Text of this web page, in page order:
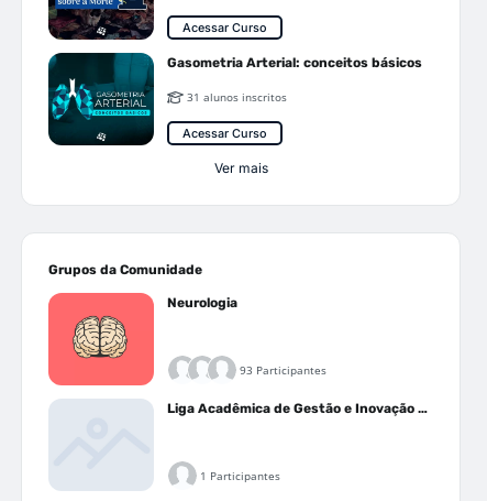
Acessar Curso
Gasometria Arterial: conceitos básicos
31 alunos inscritos
Acessar Curso
Ver mais
Grupos da Comunidade
Neurologia
93 Participantes
Liga Acadêmica de Gestão e Inovação Médica - LAGIM
1 Participantes